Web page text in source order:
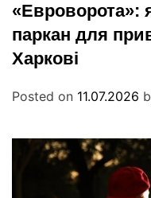
«Евроворота»:
паркан для
Харкові
Posted on 11.07.2026